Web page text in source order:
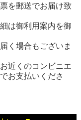
を郵送でお届け致
は御利用案内を御
く場合もございま
近くのコンビニエ
お支払いくださ